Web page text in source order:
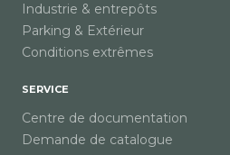
Industrie & entrepôts
Parking & Extérieur
Conditions extrêmes
SERVICE
Centre de documentation
Demande de catalogue